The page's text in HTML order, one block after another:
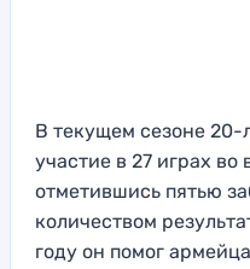
В текущем сезоне 20-
участие в 27 играх во
отметившись пятью
количеством
году он помог